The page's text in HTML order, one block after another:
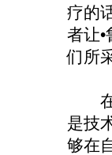
疗的
者让
们所
在
是技
够在